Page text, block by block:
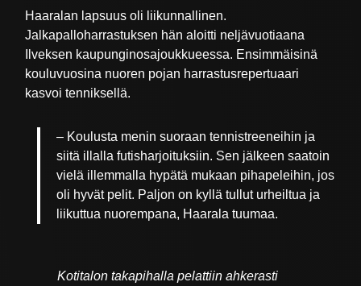
Haaralan lapsuus oli liikunnallinen.
Jalkapalloharrastuksen hän aloitti neljävuotiaana
Ilveksen kaupunginosajoukkueessa. Ensimmäisinä
kouluvuosina nuoren pojan harrastusrepertuaari
kasvoi tenniksellä.
– Koulusta menin suoraan tennistreeneihin ja
siitä illalla futisharjoituksiin. Sen jälkeen saatoin
vielä illemmalla hypätä mukaan pihapeleihin, jos
oli hyvät pelit. Paljon on kyllä tullut urheiltua ja
liikuttua nuorempana, Haarala tuumaa.
Kotitalon takapihalla pelattiin ahkerasti